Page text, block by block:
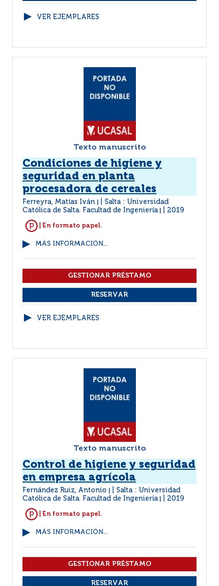
VER EJEMPLARES
Texto manuscrito
Condiciones de higiene y
seguridad en planta
procesadora de cereales
Ferreyra, Matías Iván
Salta : Universidad
Católica de Salta. Facultad de Ingeniería
2019
| En formato papel.
MÁS INFORMACIÓN...
VER EJEMPLARES
Texto manuscrito
Control de higiene y seguridad
en empresa agrícola
Fernández Ruiz, Antonio
Salta : Universidad
Católica de Salta. Facultad de Ingeniería
2019
| En formato papel.
MÁS INFORMACIÓN...